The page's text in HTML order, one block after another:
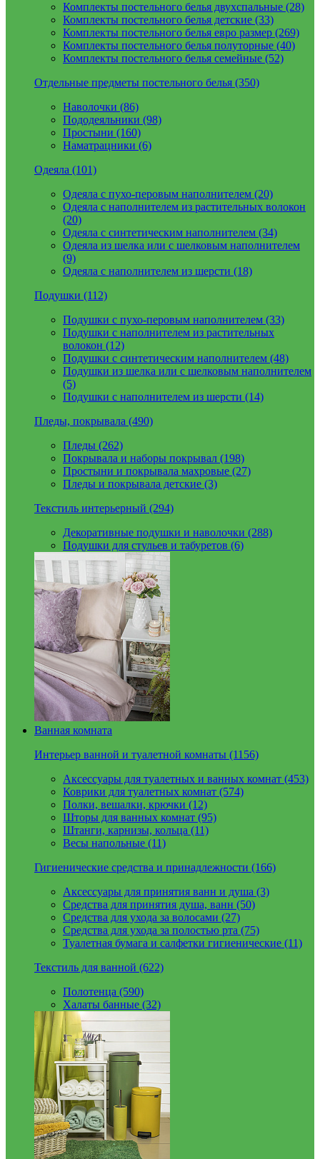
Комплекты постельного белья двухспальные (28)
Комплекты постельного белья детские (33)
Комплекты постельного белья евро размер (269)
Комплекты постельного белья полуторные (40)
Комплекты постельного белья семейные (52)
Отдельные предметы постельного белья (350)
Наволочки (86)
Пододеяльники (98)
Простыни (160)
Наматрацники (6)
Одеяла (101)
Одеяла с пухо-перовым наполнителем (20)
Одеяла с наполнителем из растительных волокон
(20)
Одеяла с синтетическим наполнителем (34)
Одеяла из шелка или с шелковым наполнителем
(9)
Одеяла с наполнителем из шерсти (18)
Подушки (112)
Подушки с пухо-перовым наполнителем (33)
Подушки с наполнителем из растительных
волокон (12)
Подушки с синтетическим наполнителем (48)
Подушки из шелка или с шелковым наполнителем
(5)
Подушки с наполнителем из шерсти (14)
Пледы, покрывала (490)
Пледы (262)
Покрывала и наборы покрывал (198)
Простыни и покрывала махровые (27)
Пледы и покрывала детские (3)
Текстиль интерьерный (294)
Декоративные подушки и наволочки (288)
Подушки для стульев и табуретов (6)
Ванная комната
Интерьер ванной и туалетной комнаты (1156)
Аксессуары для туалетных и ванных комнат (453)
Коврики для туалетных комнат (574)
Полки, вешалки, крючки (12)
Шторы для ванных комнат (95)
Штанги, карнизы, кольца (11)
Весы напольные (11)
Гигиенические средства и принадлежности (166)
Аксессуары для принятия ванн и душа (3)
Средства для принятия душа, ванн (50)
Средства для ухода за волосами (27)
Средства для ухода за полостью рта (75)
Туалетная бумага и салфетки гигиенические (11)
Текстиль для ванной (622)
Полотенца (590)
Халаты банные (32)